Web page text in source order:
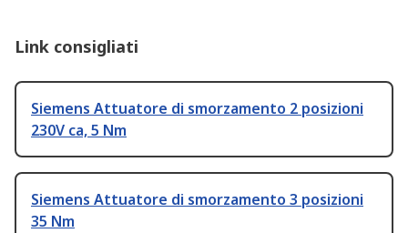
Link consigliati
Siemens Attuatore di smorzamento 2 posizioni
230V ca, 5 Nm
Siemens Attuatore di smorzamento 3 posizioni
35 Nm